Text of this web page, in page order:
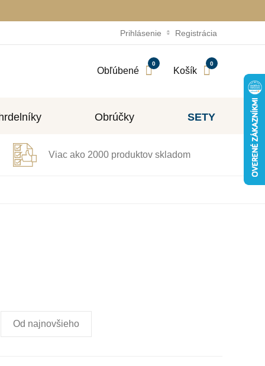
Prihlásenie Registrácia
Obľúbené
0
Košík
0
Obrúčky SETY
Viac ako 2000 produktov skladom
Od najnovšieho